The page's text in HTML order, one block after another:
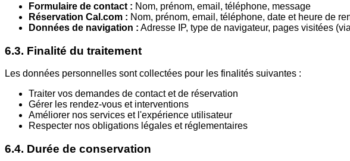
Formulaire de contact : Nom, prénom, email, téléphone, message
Réservation Cal.com : Nom, prénom, email, téléphone, date et heure de
Données de navigation : Adresse IP, type de navigateur, pages visitées
6.3. Finalité du traitement
Les données personnelles sont collectées pour les finalités suivantes :
Traiter vos demandes de contact et de réservation
Gérer les rendez-vous et interventions
Améliorer nos services et l'expérience utilisateur
Respecter nos obligations légales et réglementaires
6.4. Durée de conservation